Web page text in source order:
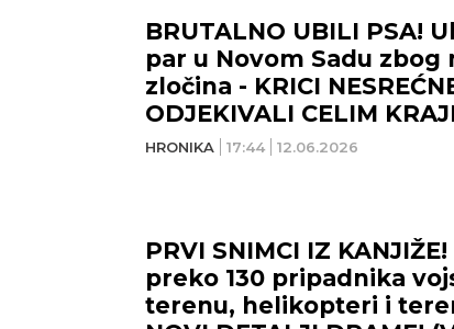
HRONIKA 17:44 12.06.2026
BRUTALNO UBILI PSA!
par u Novom Sadu
zločina - KRICI
ODJEKIVALI CELIM
PRVI SNIMCI IZ
preko 130 pripadnika
terenu, helikopteri i